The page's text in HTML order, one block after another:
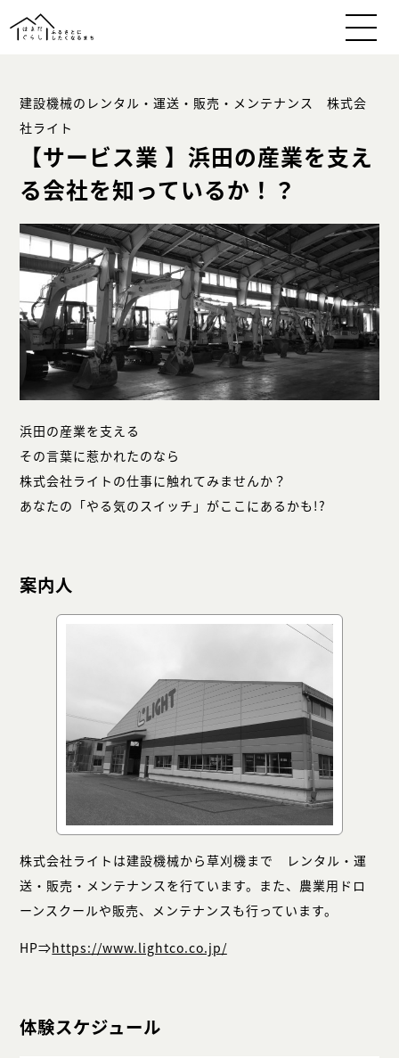
建設機械のレンタル・運送・販売・メンテナンス 株式会
社ライト
【サービス業 】浜田の産業を支え
る会社を知っているか！？
浜田の産業を支える
その言葉に惹かれたのなら
株式会社ライトの仕事に触れてみませんか？
あなたの「やる気のスイッチ」がここにあるかも!?
案内人
株式会社ライトは建設機械から草刈機まで レンタル・運
送・販売・メンテナンスを行ています。また、農業用ドロ
ーンスクールや販売、メンテナンスも行っています。
HP⇒https://www.lightco.co.jp/
体験スケジュール